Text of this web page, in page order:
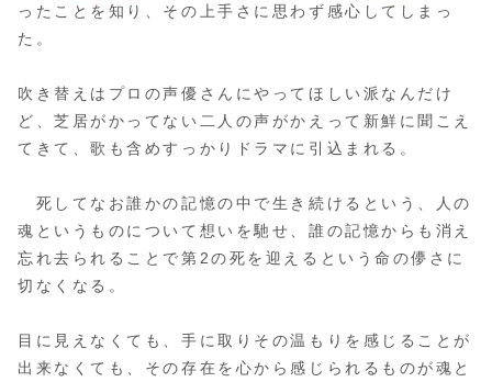
ったことを知り、その上手さに思わず感心してしまっ
た。
吹き替えはプロの声優さんにやってほしい派なんだけ
ど、芝居がかってない二人の声がかえって新鮮に聞こえ
てきて、歌も含めすっかりドラマに引込まれる。
死してなお誰かの記憶の中で生き続けるという、人の
魂というものについて想いを馳せ、誰の記憶からも消え
忘れ去られることで第2の死を迎えるという命の儚さに
切なくなる。
目に見えなくても、手に取りその温もりを感じることが
出来なくても、その存在を心から感じられるものが魂と